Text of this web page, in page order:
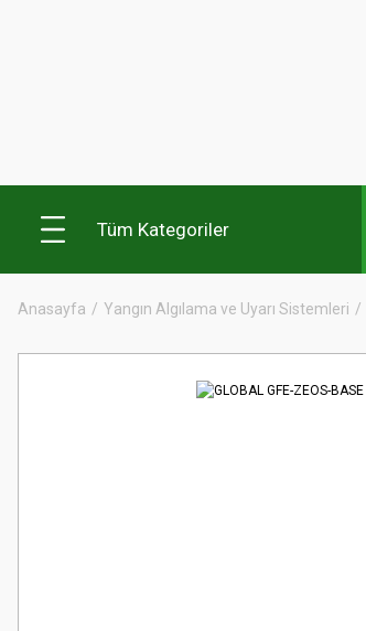
Tüm Kategoriler
Anasayfa Yangın Algılama ve Uyarı Sistemleri